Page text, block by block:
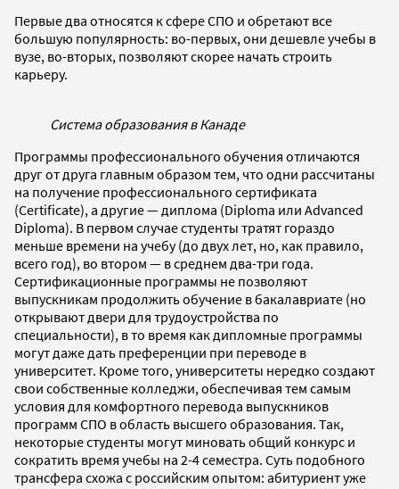
Первые два относятся к сфере СПО и обретают все
большую популярность: во-первых, они дешевле учебы в
вузе, во-вторых, позволяют скорее начать строить
карьеру.
Система образования в Канаде
Программы профессионального обучения отличаются
друг от друга главным образом тем, что одни рассчитаны
на получение профессионального сертификата
(Certificate), а другие — диплома (Diploma или Advanced
Diploma). В первом случае студенты тратят гораздо
меньше времени на учебу (до двух лет, но, как правило,
всего год), во втором — в среднем два-три года.
Сертификационные программы не позволяют
выпускникам продолжить обучение в бакалавриате (но
открывают двери для трудоустройства по
специальности), в то время как дипломные программы
могут даже дать преференции при переводе в
университет. Кроме того, университеты нередко создают
свои собственные колледжи, обеспечивая тем самым
условия для комфортного перевода выпускников
программ СПО в область высшего образования. Так,
некоторые студенты могут миновать общий конкурс и
сократить время учебы на 2-4 семестра. Суть подобного
трансфера схожа с российским опытом: абитуриент уже